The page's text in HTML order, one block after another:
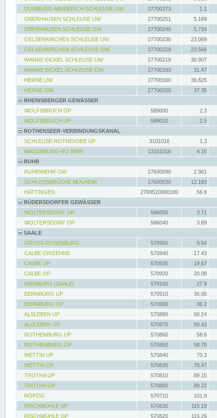
DUISBURG-MEIDERICH SCHLEUSE UW
27700273
1.1
OBERHAUSEN SCHLEUSE UW
27700251
5.189
OBERHAUSEN SCHLEUSE OW
27700240
5.734
GELSENKIRCHEN SCHLEUSE UW
27700230
23.069
GELSENKIRCHEN SCHLEUSE OW
27700229
23.566
WANNE EICKEL SCHLEUSE UW
27700218
30.907
WANNE EICKEL SCHLEUSE OW
27700193
31.47
HERNE UW
27700160
36.825
HERNE OW
27700150
37.35
RHEINSBERGER GEWÄSSER
WOLFSBRUCH OP
589000
2.3
WOLFSBRUCH UP
589010
2.5
ROTHENSEER-VERBINDUNGSKANAL
SCHLEUSE ROTHENSEE UP
3101016
1.3
MAGDEBURG-RO NWS
13101016
4.15
RUHR
RUHRWEHR OW
27600090
2.961
SCHLOSSBRÜCKE MÜLHEIM
27600030
12.183
HATTINGEN
2769510000100
56.9
RÜDERSDORFER GEWÄSSER
WOLTERSDORF UP
586050
3.71
WOLTERSDORF OP
586040
3.89
SAALE
GROSS ROSENBURG
570950
9.64
CALBE GRIZEHNE
570940
17.43
CALBE UP
570930
19.67
CALBE OP
570920
20.08
NIENBURG (SAALE)
579100
27.9
BERNBURG UP
570910
36.05
BERNBURG OP
570900
36.2
ALSLEBEN UP
570880
50.24
ALSLEBEN OP
570870
50.42
ROTHENBURG UP
570860
58.6
ROTHENBURG OP
570850
58.78
WETTIN UP
570840
70.3
WETTIN OP
570830
70.47
TROTHA UP
570810
89.15
TROTHA OP
570800
89.22
RÖPZIG
570710
101.9
RISCHMÜHLE UP
570630
115.19
RISCHMÜHLE OP
570620 115.26